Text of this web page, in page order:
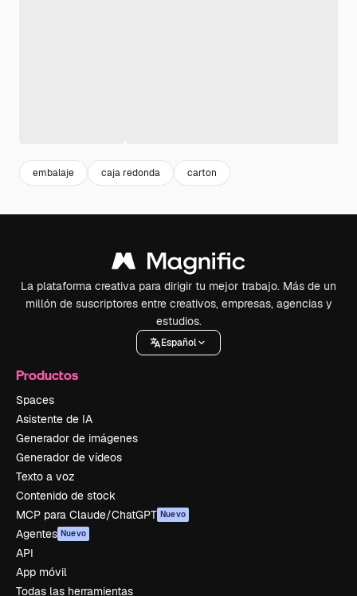
embalaje caja redonda carton
La plataforma creativa para dirigir tu mejor trabajo. Más de un
millón de suscriptores entre creativos, empresas, agencias y
estudios.
Español
Productos
Spaces
Asistente de IA
Generador de imágenes
Generador de vídeos
Texto a voz
Contenido de stock
MCP para Claude/ChatGPT Nuevo
Agentes Nuevo
API
App móvil
Todas las herramientas